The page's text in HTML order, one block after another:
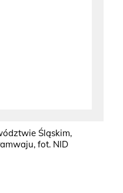
Śląskim,
fot. NID